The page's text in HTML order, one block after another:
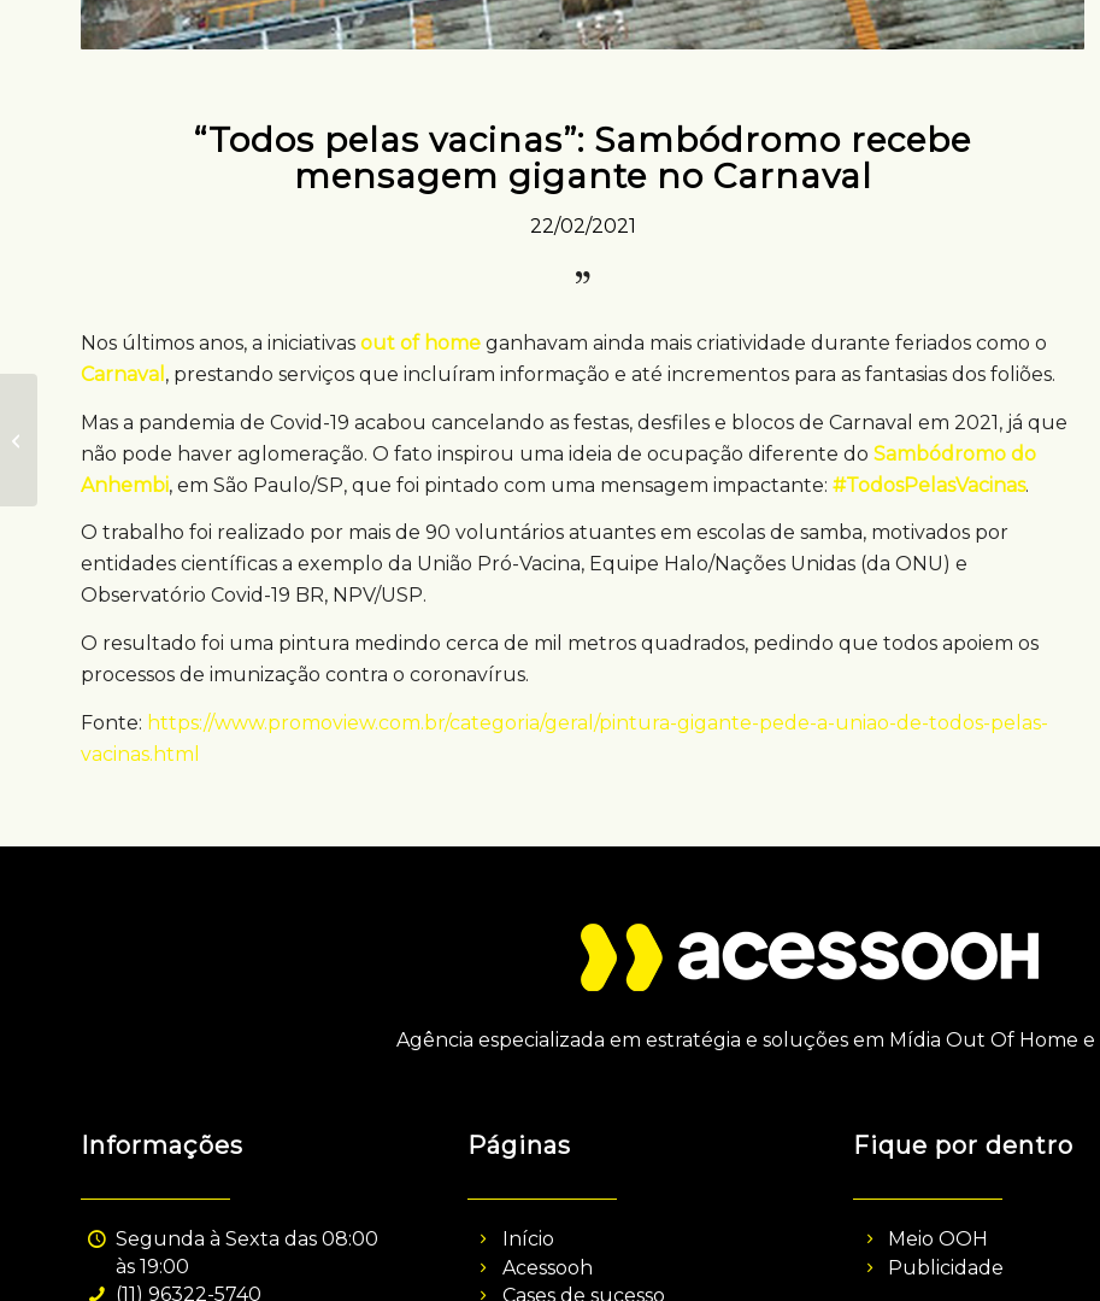
“Todos pelas vacinas”: Sambódromo recebe
mensagem gigante no Carnaval
22/02/2021
Nos últimos anos, a iniciativas out of home ganhavam ainda mais criatividade durante feriados como o
Carnaval , prestando serviços que incluíram informação e até incrementos para as fantasias dos foliões.
Mas a pandemia de Covid-19 acabou cancelando as festas, desfiles e blocos de Carnaval em 2021, já que
não pode haver aglomeração. O fato inspirou uma ideia de ocupação diferente do Sambódromo do
Anhembi, em São Paulo/SP, que foi pintado com uma mensagem impactante: #TodosPelasVacinas.
O trabalho foi realizado por mais de 90 voluntários atuantes em escolas de samba, motivados por
entidades científicas a exemplo da União Pró-Vacina, Equipe Halo/Nações Unidas (da ONU) e
Observatório Covid-19 BR, NPV/USP.
O resultado foi uma pintura medindo cerca de mil metros quadrados, pedindo que todos apoiem os
processos de imunização contra o coronavírus.
Fonte: https://www.promoview.com.br/categoria/geral/pintura-gigante-pede-a-uniao-de-todos-pelas-
vacinas.html
Agência especializada em estratégia e soluções em Mídia Out Of Home e
Informações
Segunda à Sexta das 08:00
às 19:00
(11) 96322-5740
Páginas
Início
Acessooh
Cases de sucesso
Fique por dentro
Meio OOH
Publicidade
Mostra Brasileires
transforma empenas
em murais artísticos